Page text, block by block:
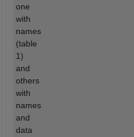
one
with
names
(table
1)
and
others
with
names
and
data